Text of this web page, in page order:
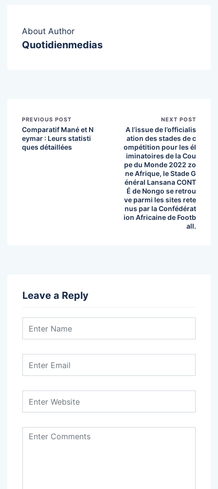
About Author
Quotidienmedias
PREVIOUS POST
Comparatif Mané et N
eymar : Leurs statisti
ques détaillées
NEXT POST
A l’issue de l’officialis
ation des stades de c
ompétition pour les él
iminatoires de la Cou
pe du Monde 2022 zo
ne Afrique, le Stade G
énéral Lansana CONT
É de Nongo se retrou
ve parmi les sites rete
nus par la Confédérat
ion Africaine de Footb
all.
Leave a Reply